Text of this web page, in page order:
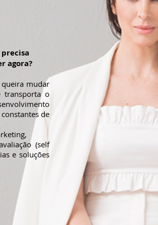
agora?
mudar
transporta o
de
(self
e soluções